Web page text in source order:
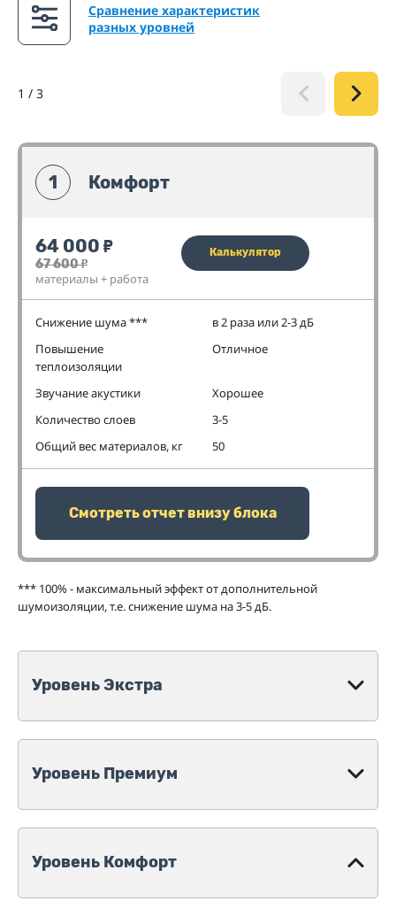
Сравнение характеристик
разных уровней
1 / 3
1 Комфорт
64 000 ₽
67 600₽
материалы + работа
Калькулятор
Снижение шума ***
в 2 раза или 2-3 дБ
Повышение
теплоизоляции
Отличное
Звучание акустики
Хорошее
Количество слоев
3-5
Общий вес материалов, кг
50
Смотреть отчет внизу блока
*** 100% - максимальный эффект от дополнительной
шумоизоляции, т.е. снижение шума на 3-5 дБ.
Уровень Экстра
Уровень Премиум
Уровень Комфорт